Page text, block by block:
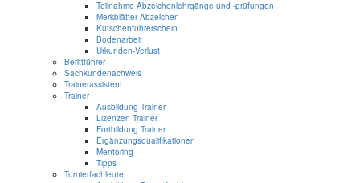
Teilnahme Abzeichenlehrgänge und -prüfungen
Merkblätter Abzeichen
Kutschenführerschein
Bodenarbeit
Urkunden-Verlust
Berittführer
Sachkundenachweis
Trainerassistent
Trainer
Ausbildung Trainer
Lizenzen Trainer
Fortbildung Trainer
Ergänzungsqualifikationen
Mentoring
Tipps
Turnierfachleute